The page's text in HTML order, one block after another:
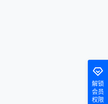
解锁
会员
权限